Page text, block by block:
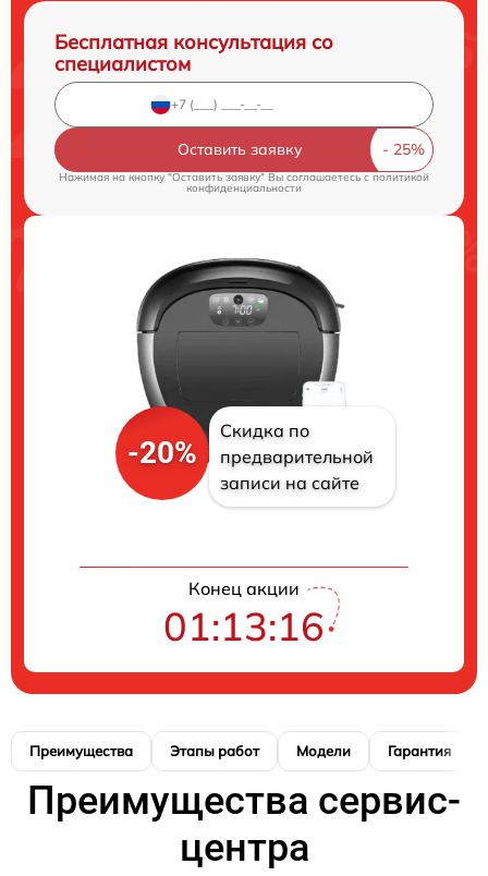
Бесплатная консультация со
специалистом
Оставить заявку
Нажимая на кнопку "Оставить заявку" Вы соглашаетесь cполитикой
конфиденциальности
-20%
Скидка по
предварительной
записи на сайте
Конец акции
01:13:16
Преимущества Этапы работ Модели Гарантия
Преимущества сервис-
центра